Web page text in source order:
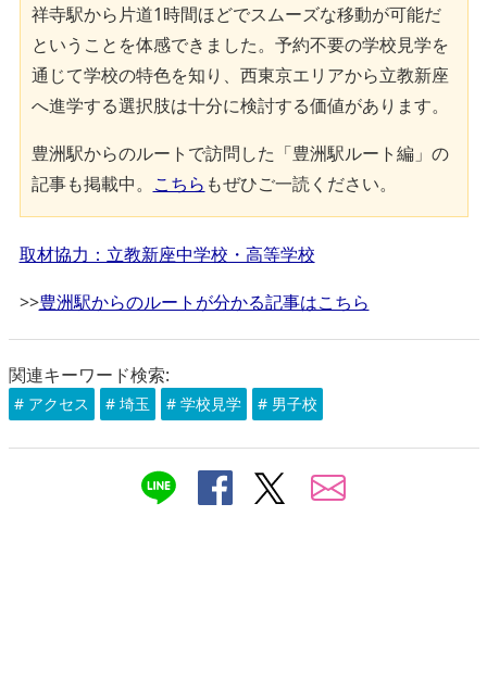
祥寺駅から片道1時間ほどでスムーズな移動が可能だ
ということを体感できました。予約不要の学校見学を
通じて学校の特色を知り、西東京エリアから立教新座
へ進学する選択肢は十分に検討する価値があります。
豊洲駅からのルートで訪問した「豊洲駅ルート編」の
記事も掲載中。 こちら もぜひご一読ください。
取材協力：立教新座中学校・高等学校
>>豊洲駅からのルートが分かる記事はこちら
関連キーワード検索:
# アクセス # 埼玉 # 学校見学 # 男子校